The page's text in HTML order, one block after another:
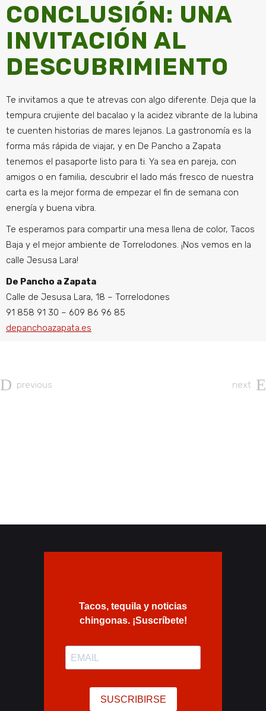
CONCLUSIÓN: UNA
INVITACIÓN AL
DESCUBRIMIENTO
Te invitamos a que te atrevas con algo diferente. Deja que la
tempura crujiente del bacalao y la acidez vibrante de la lubina
te cuenten historias de mares lejanos. La gastronomía es la
forma más rápida de viajar, y en De Pancho a Zapata
tenemos el pasaporte listo para ti. Ya sea en pareja, con
amigos o en familia, descubrir el lado más fresco de nuestra
carta es la mejor forma de empezar el fin de semana con
energía y buena vibra.
Te esperamos para compartir una mesa llena de color, Tacos
Baja y el mejor ambiente de Torrelodones. ¡Nos vemos en la
calle Jesusa Lara!
De Pancho a Zapata
Calle de Jesusa Lara, 18 – Torrelodones
91 858 91 30 – 609 86 96 85
depanchoazapata.es
previous next